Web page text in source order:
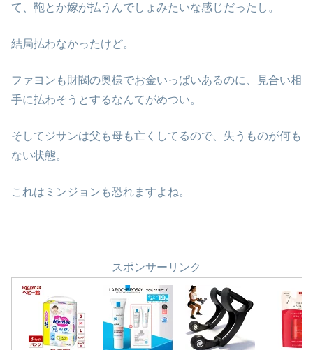
て、鞄とか嫁が払うんでしょみたいな感じだったし。
結局払わなかったけど。
ファヨンも財閥の奥様でお金いっぱいあるのに、見合い相
手に払わそうとするなんてがめつい。
そしてジサンは父も母も亡くしてるので、失うものが何も
ない状態。
これはミンジョンも恐れますよね。
スポンサーリンク